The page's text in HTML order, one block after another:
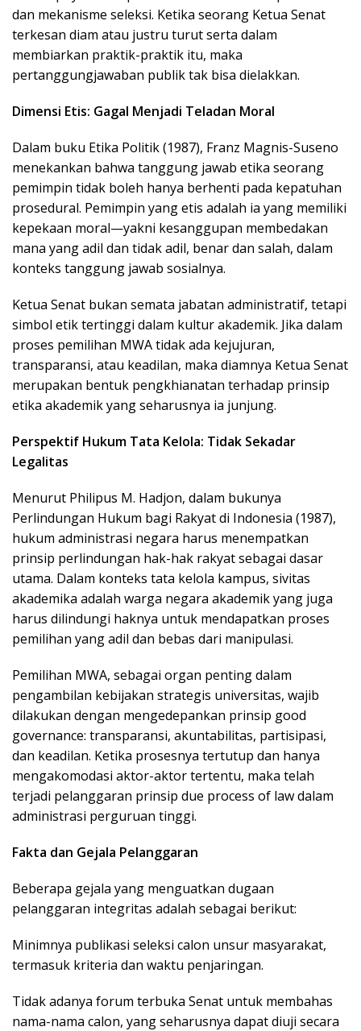
dan mekanisme seleksi. Ketika seorang Ketua Senat
terkesan diam atau justru turut serta dalam
membiarkan praktik-praktik itu, maka
pertanggungjawaban publik tak bisa dielakkan.
Dimensi Etis: Gagal Menjadi Teladan Moral
Dalam buku Etika Politik (1987), Franz Magnis-Suseno
menekankan bahwa tanggung jawab etika seorang
pemimpin tidak boleh hanya berhenti pada kepatuhan
prosedural. Pemimpin yang etis adalah ia yang memiliki
kepekaan moral—yakni kesanggupan membedakan
mana yang adil dan tidak adil, benar dan salah, dalam
konteks tanggung jawab sosialnya.
Ketua Senat bukan semata jabatan administratif, tetapi
simbol etik tertinggi dalam kultur akademik. Jika dalam
proses pemilihan MWA tidak ada kejujuran,
transparansi, atau keadilan, maka diamnya Ketua Senat
merupakan bentuk pengkhianatan terhadap prinsip
etika akademik yang seharusnya ia junjung.
Perspektif Hukum Tata Kelola: Tidak Sekadar
Legalitas
Menurut Philipus M. Hadjon, dalam bukunya
Perlindungan Hukum bagi Rakyat di Indonesia (1987),
hukum administrasi negara harus menempatkan
prinsip perlindungan hak-hak rakyat sebagai dasar
utama. Dalam konteks tata kelola kampus, sivitas
akademika adalah warga negara akademik yang juga
harus dilindungi haknya untuk mendapatkan proses
pemilihan yang adil dan bebas dari manipulasi.
Pemilihan MWA, sebagai organ penting dalam
pengambilan kebijakan strategis universitas, wajib
dilakukan dengan mengedepankan prinsip good
governance: transparansi, akuntabilitas, partisipasi,
dan keadilan. Ketika prosesnya tertutup dan hanya
mengakomodasi aktor-aktor tertentu, maka telah
terjadi pelanggaran prinsip due process of law dalam
administrasi perguruan tinggi.
Fakta dan Gejala Pelanggaran
Beberapa gejala yang menguatkan dugaan
pelanggaran integritas adalah sebagai berikut:
Minimnya publikasi seleksi calon unsur masyarakat,
termasuk kriteria dan waktu penjaringan.
Tidak adanya forum terbuka Senat untuk membahas
nama-nama calon, yang seharusnya dapat diuji secara